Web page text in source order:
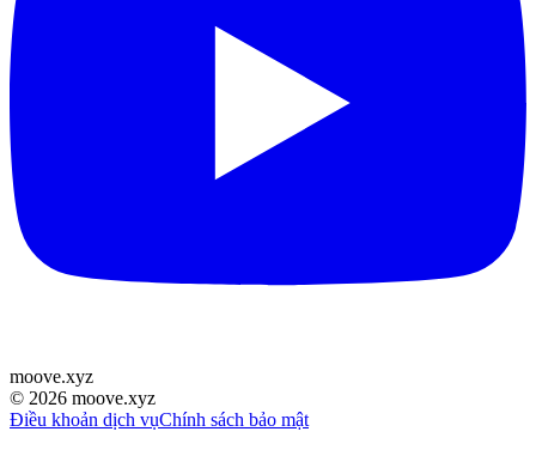
moove.xyz
© 2026 moove.xyz
Điều khoản dịch vụChính sách bảo mật